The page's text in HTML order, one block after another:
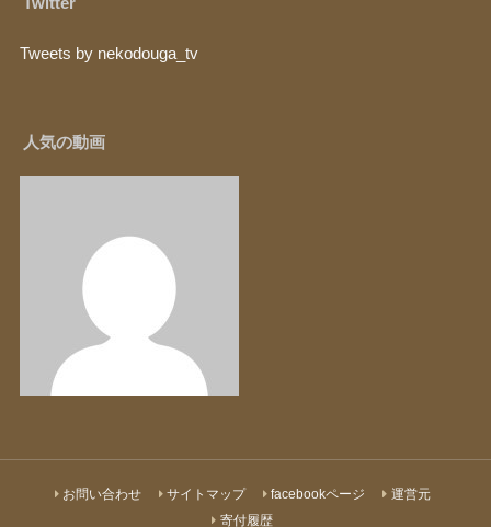
Tweets by nekodouga_tv
人気の動画
お問い合わせ サイトマップ facebookページ
運営元
寄付履歴